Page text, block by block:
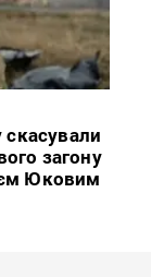
скасували
загону
Юковим